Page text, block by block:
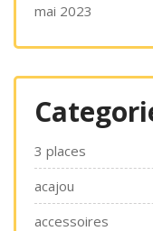
mai 2023
3 places
acajou
accessoires